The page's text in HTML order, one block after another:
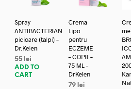
Spray
ANTIBACTERIAN
picioare (talpi) –
Dr.Kelen
55 lei
ADD TO
CART
Crema
Lipo
pentru
ECZEME
– COPII –
75 ML –
DrKelen
79 lei